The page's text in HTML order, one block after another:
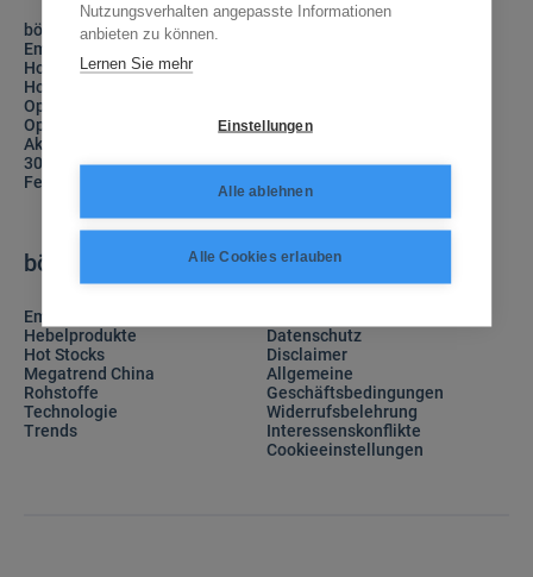
börsenPass
Emerging Markets Investor
Hot Stocks Investor
Hot Stocks Europe
Optionsschein Trader
Optionsschein Club
Aktien Club
30 Prozent Club
Feedback
FAQ
Versand und Lieferung
Zahlung
Registrierung
Reklamation
börsenNews
Emerging Markets
Hebelprodukte
Hot Stocks
Megatrend China
Rohstoffe
Technologie
Trends
Rechtliches
Datenschutz
Disclaimer
Allgemeine
Geschäftsbedingungen
Widerrufsbelehrung
Interessenskonflikte
Cookieeinstellungen
Nutzungsverhalten angepasste Informationen
anbieten zu können.
Lernen Sie mehr
Einstellungen
Alle ablehnen
Alle Cookies erlauben